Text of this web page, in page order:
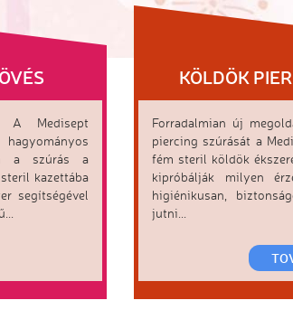
A Medisept
a szúrás a
kazettába
segítségével
KÖLDÖK
Forradalmian új
piercing szúrását a
fém steril köldök
kipróbálják milyen
higiénikusan,
jutni...